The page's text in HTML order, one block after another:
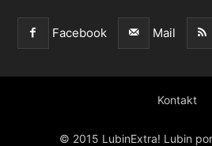
Facebook Mail
Kontakt
© 2015 LubinExtra! Lubin